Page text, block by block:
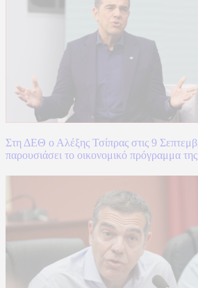
Στη ΔΕΘ ο Αλέξης Τσίπρας στις 9
παρουσιάσει το οικονομικό πρόγραμμα